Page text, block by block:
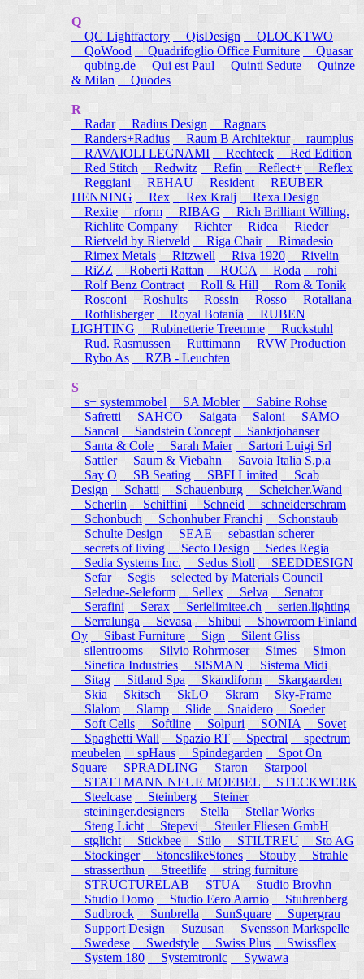
Q
QC Lightfactory
QisDesign
QLOCKTWO
QoWood Quadrifoglio Office Furniture
Quasar
qubing.de
Qui est Paul Quinti Sedute
Quinze
& Milan
Quodes
R
Radar
Radius Design
Ragnars
Randers+Radius
Raum B Architektur raumplus
RAVAIOLI LEGNAMI
Rechteck
Red Edition
Red Stitch
Redwitz Refin Reflect+
Reflex
Reggiani
REHAU Resident
REUBER
HENNING
Rex Rex Kralj
Rexa Design
Rexite
rform RIBAG
Rich Brilliant Willing.
Richlite Company
Richter Ridea
Rieder
Rietveld by Rietveld
Riga Chair
Rimadesio
Rimex Metals
Ritzwell Riva 1920
Rivelin
RiZZ
Roberti Rattan ROCA Roda
rohi
Rolf Benz Contract
Roll & Hill
Rom & Tonik
Rosconi Roshults Rossin Rosso
Rotaliana
Rothlisberger
Royal Botania
RUBEN
LIGHTING
Rubinetterie Treemme
Ruckstuhl
Rud. Rasmussen
Ruttimann
RVW Production
Rybo As
RZB - Leuchten
S
s+ systemmobel
SA Mobler
Sabine Rohse
Safretti
SAHCO Saigata Saloni
SAMO
Sancal
Sandstein Concept
Sanktjohanser
Santa & Cole
Sarah Maier
Sartori Luigi Srl
Sattler
Saum & Viebahn
Savoia Italia S.p.a
Say O
SB Seating SBFI Limited
Scab
Design
Schatti Schauenburg
Scheicher.Wand
Scherlin
Schiffini Schneid
schneiderschram
Schonbuch
Schonhuber Franchi
Schonstaub
Schulte Design
SEAE
sebastian scherer
secrets of living
Secto Design
Sedes Regia
Sedia Systems Inc.
Sedus Stoll
SEEDDESIGN
Sefar
Segis
selected by Materials Council
Seledue-Seleform
Sellex Selva
Senator
Serafini
Serax Serielimitee.ch
serien.lighting
Serralunga
Sevasa Shibui
Showroom Finland
Oy
Sibast Furniture Sign
Silent Gliss
silentrooms
Silvio Rohrmoser Simes Simon
Sinetica Industries
SISMAN
Sistema Midi
Sitag
Sitland Spa Skandiform
Skargaarden
Skia
Skitsch SkLO Skram
Sky-Frame
Slalom
Slamp Slide Snaidero
Soeder
Soft Cells
Softline Solpuri SONIA
Sovet
Spaghetti Wall
Spazio RT Spectral
spectrum
meubelen
spHaus Spindegarden
Spot On
Square
SPRADLING Staron
Starpool
STATTMANN NEUE MOEBEL
STECKWERK
Steelcase
Steinberg
Steiner
steininger.designers
Stella Stellar Works
Steng Licht
Stepevi
Steuler Fliesen GmbH
stglicht
Stickbee Stilo STILTREU
Sto AG
Stockinger
StoneslikeStones Stouby
Strahle
strasserthun
Streetlife
string furniture
STRUCTURELAB
STUA
Studio Brovhn
Studio Domo
Studio Eero Aarnio
Stuhrenberg
Sudbrock
Sunbrella SunSquare
Supergrau
Support Design
Suzusan
Svensson Markspelle
Swedese
Swedstyle Swiss Plus
Swissflex
System 180
Systemtronic Sywawa